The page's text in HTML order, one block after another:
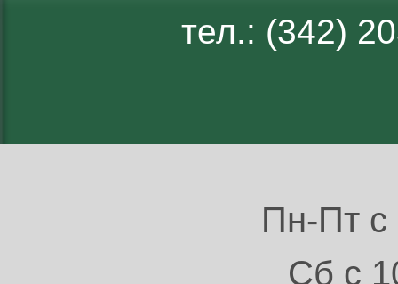
тел.: (342)
Пн-Пт с
Сб с